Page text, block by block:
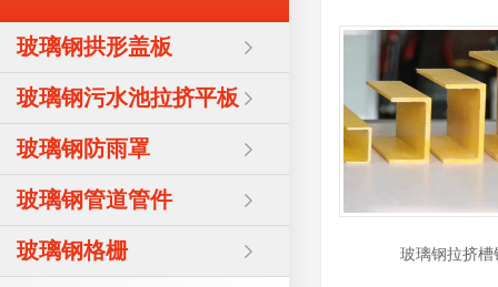
玻璃钢拱形盖板
玻璃钢污水池拉挤平板
玻璃钢防雨罩
玻璃钢管道管件
玻璃钢格栅 玻璃钢拉挤槽